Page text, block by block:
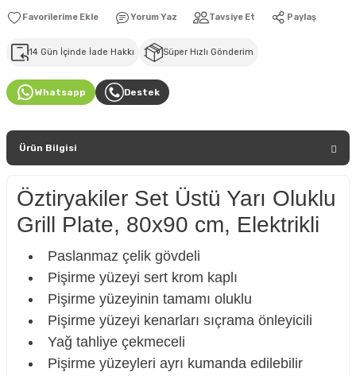
Yorum Yaz Tavsiye Et Paylaş
14 Gün İçinde İade Hakkı Süper Hızlı Gönderim
Whatsapp Destek
Ürün Bilgisi
Öztiryakiler Set Üstü Yarı Oluklu
Grill Plate, 80x90 cm, Elektrikli
Paslanmaz çelik gövdeli
Pişirme yüzeyi sert krom kaplı
Pişirme yüzeyinin tamamı oluklu
Pişirme yüzeyi kenarları sıçrama önleyicili
Yağ tahliye çekmeceli
Pişirme yüzeyleri ayrı kumanda edilebilir